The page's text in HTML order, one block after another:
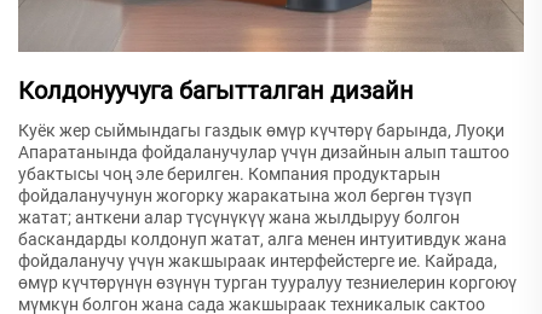
Колдонуучуга багытталган дизайн
Куёк жер сыймындагы газдык өмүр күчтөрү барында, Луоқи
Апаратанында фойдаланучулар үчүн дизайнын алып таштоо
убактысы чоң эле берилген. Компания продуктарын
фойдаланучунун жогорку жаракатына жол бергөн түзүп
жатат; анткени алар түсүнүкүү жана жылдыруу болгон
баскандарды колдонуп жатат, алга менен интуитивдук жана
фойдаланучу үчүн жакшыраак интерфейстерге ие. Кайрада,
өмүр күчтөрүнүн өзүнүн турган тууралуу тезниелерин коргоюү
мүмкүн болгон жана сада жакшыраак техникалык сактоо